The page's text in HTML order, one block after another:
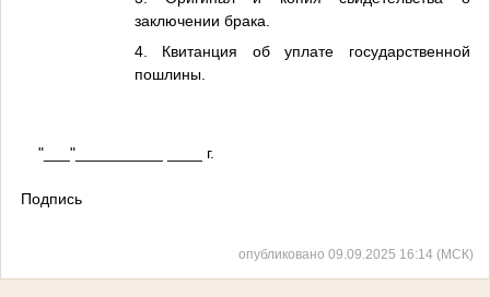
заключении брака
4. Квитанция об уплате государственной
пошлины.
"___"__________ ____ г.
Подпись
опубликовано 09.09.2025 16:14 (МСК)